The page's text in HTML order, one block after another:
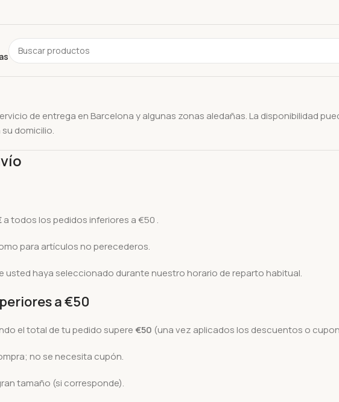
de entrega en Barcelona y algunas zonas aledañas. La disponibilidad
su domicilio.
a todos los pedidos inferiores a€50 .
para artículos no perecederos.
usted haya seleccionado durante nuestro horario de reparto habitual.
a€50
el total de tu pedido supere€50 (una vez aplicados los descuentos o
no se necesita cupón.
tamaño (si corresponde).